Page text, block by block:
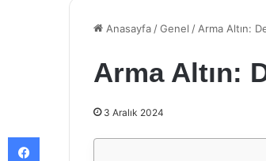
Anasayfa /Genel / Arma Altın:
Arma Altın:
3 Aralık 2024
Facebook